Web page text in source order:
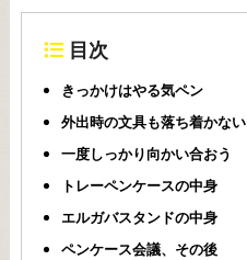
目次
きっかけはやる気ペン
外出時の文具も落ち着かない
一度しっかり向かい合おう
トレーペンケースの中身
エルガバスタンドの中身
ペンケース会議、その後